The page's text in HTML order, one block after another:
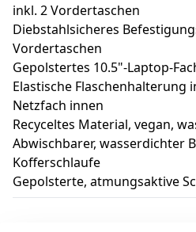
inkl. 2 Vordertaschen
Diebstahlsicheres
Vordertaschen
Gepolstertes 10.5"-Laptop-
Elastische Flaschenhalterung
Netzfach innen
Recyceltes Material, vegan,
Abwischbarer, wasserdichter
Kofferschlaufe
Gepolsterte, atmungsaktive